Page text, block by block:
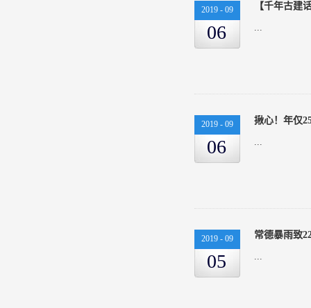
2019 - 09
06 ...
2019 - 09
06 ...
2019 - 09
05 ...